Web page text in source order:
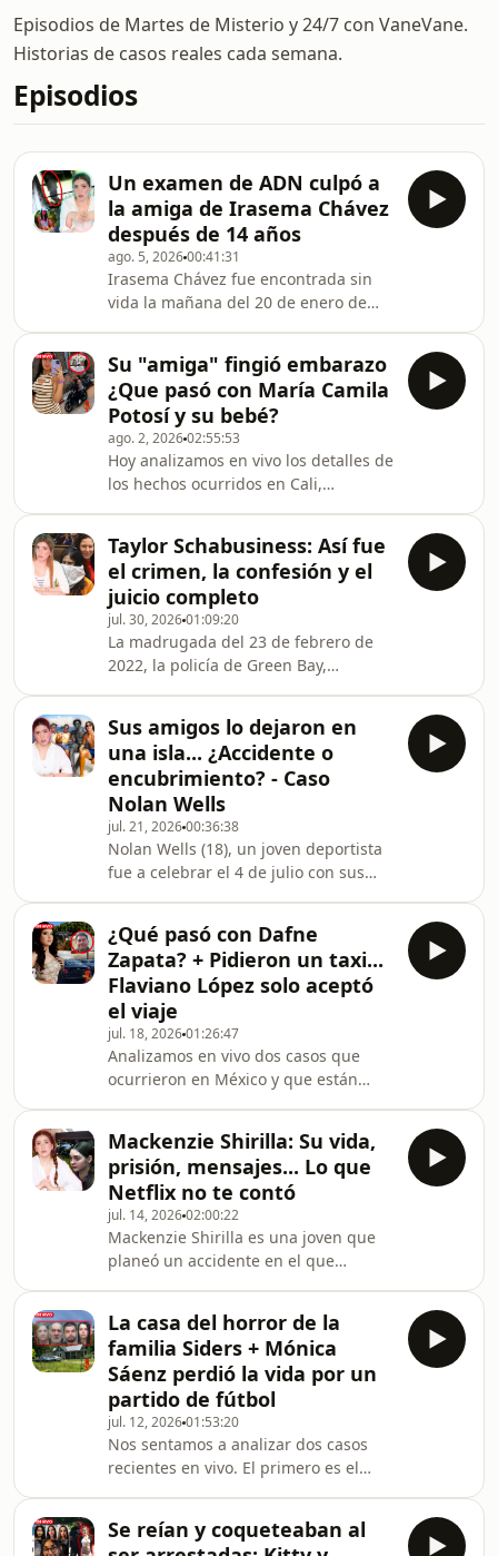
Episodios de Martes de Misterio y 24/7 con VaneVane.
Historias de casos reales cada semana.
Episodios
Un examen de ADN culpó a
la amiga de Irasema Chávez
después de 14 años
ago. 5, 202600:41:31
Irasema Chávez fue encontrada sin
vida la mañana del 20 de enero de
quedaron en la escena: un video de
apenas un minuto y una gota de
sangre sobre la mesa del televisor.
Durante 14 años, ese fue el único
rastro de un crimen que parecía
condenado a quedar sin resolver...
hasta que el avance de la genética
forense llevaron a identifi
Su "amiga" fingió embarazo
¿Que pasó con María Camila
Potosí y su bebé?
ago. 2, 202602:55:53
Hoy analizamos en vivo los detalles de
los hechos ocurridos en Cali,
en estado de gestación, quien
desapareció el 16 de julio de 2026. En
esta transmisión de 24/7 con
VaneVane, vamos a discutir los datos
de la investigación, el perfil de las
partes implicadas y las importantes
lecciones sobre prevención y cuidado
personal que
Taylor Schabusiness: Así fue
el crimen, la confesión y el
juicio completo
jul. 30, 202601:09:20
La madrugada del 23 de febrero de
2022, la policía de Green Bay,
llamado "Steve" decía que su novia
había encontrado en el sótano la
cabeza de su hijo, Shad Thyrion (24),
dentro de una cubeta, y que minutos
antes una "amiga" de su hijo, llamada
Taylor Schabusiness, había estado
junto a él en el sótano, donde tenía su
dormitor
Sus amigos lo dejaron en
una isla... ¿Accidente o
encubrimiento? - Caso
Nolan Wells
jul. 21, 202600:36:38
Nolan Wells (18), un joven deportista
fue a celebrar el 4 de julio con sus
siguió fue una serie de
contradicciones en las declaraciones
de sus amigos y extrañas decisiones
por parte de las autoridades, lo que
ha llevado a su familia y a su
abogado, Ben Crump, a exigir una
investigación independiente. Este
caso ha reavivado las
¿Qué pasó con Dafne
Zapata? + Pidieron un taxi...
Flaviano López solo aceptó
el viaje
jul. 18, 202601:26:47
Analizamos en vivo dos casos que
ocurrieron en México y que están
fue atacado brutalmente en Mexicali,
Baja California. Los detalles de este
caso son tan crueles que la
ciudadanía ya está exigiendo un
cambio en la ley para que estos
jóvenes sean juzgados como adultos.
El segundo caso es Dafne Zapata
Quintos (13), quien ingresó a
Mackenzie Shirilla: Su vida,
prisión, mensajes... Lo que
Netflix no te contó
jul. 14, 202602:00:22
Mackenzie Shirilla es una joven que
planeó un accidente en el que
Flanagan (19), y cuya sorprendente
historia se narró en el documental de
Netflix "The Crash". En este episodio
de Martes de Misterio, analizamos
todas las pruebas que la condenaron
en el juicio, reconstruiremos minuto a
minuto cómo ocurrió el choque,
revelaremos los me
La casa del horror de la
familia Siders + Mónica
Sáenz perdió la vida por un
partido de fútbol
jul. 12, 202601:53:20
Nos sentamos a analizar dos casos
recientes en vivo. El primero es el
Ohio. El segundo es el crimen de
Se reían y coqueteaban al